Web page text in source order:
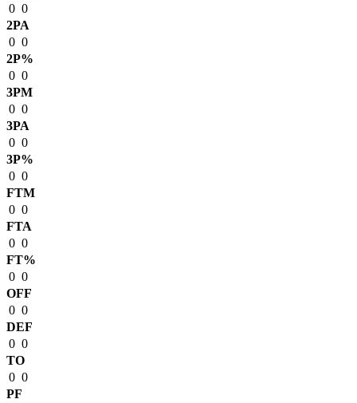
0 0
2PA
0 0
2P%
0 0
3PM
0 0
3PA
0 0
3P%
0 0
FTM
0 0
FTA
0 0
FT%
0 0
OFF
0 0
DEF
0 0
TO
0 0
PF